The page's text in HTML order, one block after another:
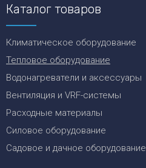
Каталог товаров
Климатическое оборудование
Тепловое оборудование
Водонагреватели и аксессуары
Вентиляция и VRF-системы
Расходные материалы
Силовое оборудование
Садовое и дачное оборудование